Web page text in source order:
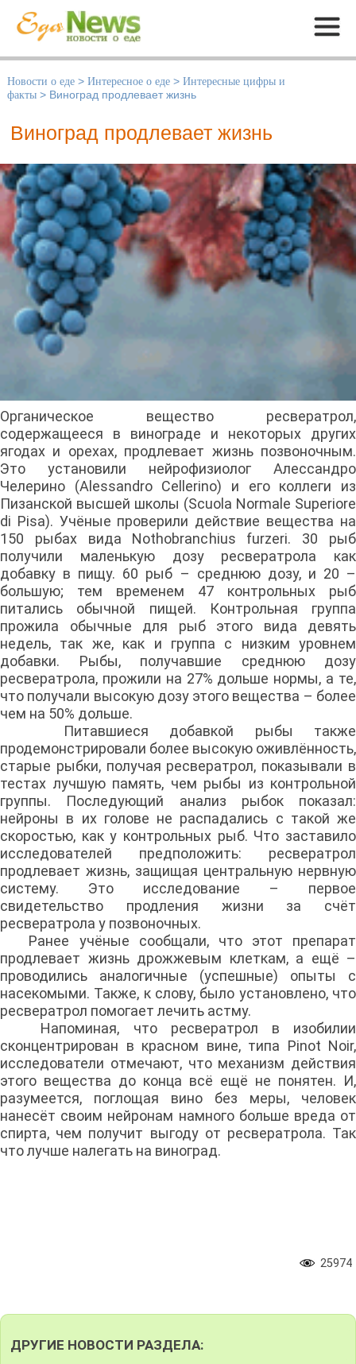
Меню
Новости о еде > Интересное о еде > Интересные цифры и
факты > Виноград продлевает жизнь
Виноград продлевает жизнь
Органическое вещество ресвератрол,
содержащееся в винограде и некоторых других
ягодах и орехах, продлевает жизнь позвоночным.
Это установили нейрофизиолог Алессандро
Челерино (Alessandro Cellerino) и его коллеги из
Пизанской высшей школы (Scuola Normale Superiore
di Pisa). Учёные проверили действие вещества на
150 рыбах вида Nothobranchius furzeri. 30 рыб
получили маленькую дозу ресвератрола как
добавку в пищу. 60 рыб – среднюю дозу, и 20 –
большую; тем временем 47 контрольных рыб
питались обычной пищей. Контрольная группа
прожила обычные для рыб этого вида девять
недель, так же, как и группа с низким уровнем
добавки. Рыбы, получавшие среднюю дозу
ресвератрола, прожили на 27% дольше нормы, а те,
что получали высокую дозу этого вещества – более
чем на 50% дольше.
Питавшиеся добавкой рыбы также
продемонстрировали более высокую оживлённость,
старые рыбки, получая ресвератрол, показывали в
тестах лучшую память, чем рыбы из контрольной
группы. Последующий анализ рыбок показал:
нейроны в их голове не распадались с такой же
скоростью, как у контрольных рыб. Что заставило
исследователей предположить: ресвератрол
продлевает жизнь, защищая центральную нервную
систему. Это исследование – первое
свидетельство продления жизни за счёт
ресвератрола у позвоночных.
Ранее учёные сообщали, что этот препарат
продлевает жизнь дрожжевым клеткам, а ещё –
проводились аналогичные (успешные) опыты с
насекомыми. Также, к слову, было установлено, что
ресвератрол помогает лечить астму.
Напоминая, что ресвератрол в изобилии
сконцентрирован в красном вине, типа Pinot Noir,
исследователи отмечают, что механизм действия
этого вещества до конца всё ещё не понятен. И,
разумеется, поглощая вино без меры, человек
нанесёт своим нейронам намного больше вреда от
спирта, чем получит выгоду от ресвератрола. Так
что лучше налегать на виноград.
25974
ДРУГИЕ НОВОСТИ РАЗДЕЛА: